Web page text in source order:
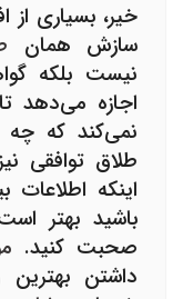
خیر، بسیاری از
سازش همان
نیست بلکه
اجازه می‌دهد
نمی‌کند که
طلاق توافقی
اینکه اطلاعات
باشید بهتر
صحبت کنید.
داشتن بهترین